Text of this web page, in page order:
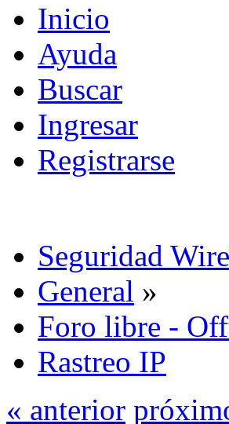
Inicio
Ayuda
Buscar
Ingresar
Registrarse
Seguridad
General »
Foro libre -
Rastreo IP
« anterior